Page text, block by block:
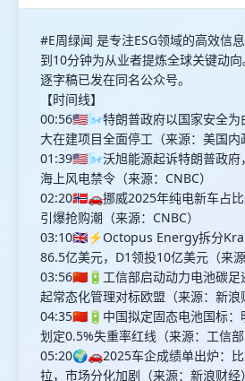
#E周绿闻 是专注ESG领域的高效信
到10分钟为从业者提炼全球关键动向
逐字稿已发在同名公众号。
【时间线】
00:56🇺🇸🌬️特朗普政府以国家安全为
大在建项目全面停工（来源：美国内
01:39🇺🇸🌬️沃旭能源起诉特朗普政府
海上风电禁令（来源：CNBC）
02:20🇳🇴🚗挪威2025年纯电新车占
引爆抢购潮（来源：CNBC）
03:10🇬🇧⚡️Octopus Energy拆分
86.5亿美元，D1领投10亿美元（来
03:56🇨🇳🔋工信部启动动力电池碳足
起常态化管理对标欧盟（来源：新浪
04:35🇨🇳🔋中国拟定固态电池国标：
划定0.5%失重率红线（来源：工信部
05:20🌍🚗2025车企成绩单出炉：
拉，市场分化加剧（来源：新浪财经）